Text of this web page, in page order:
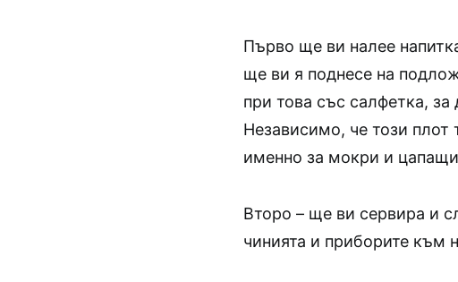
Първо ще ви налее
ще ви я поднесе на
при това със салфетка,
Независимо, че този плот
именно за мокри и
Второ – ще ви сервира и
чинията и приборите към